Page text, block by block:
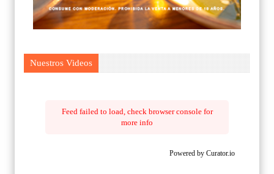
Nuestros Videos
Feed failed to load, check browser console for
more info
Powered by Curator.io